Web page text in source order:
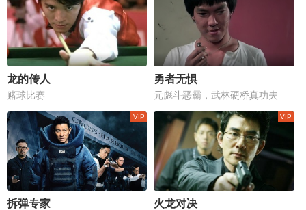
龙的传人
赌球比赛
勇者无惧
元彪斗恶霸，武林硬桥真功夫
拆弹专家 火龙对决